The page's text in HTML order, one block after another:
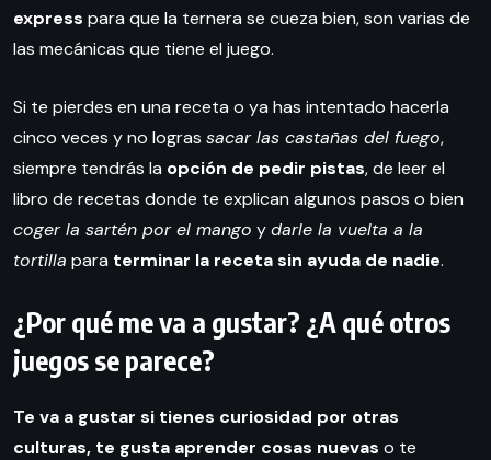
express para que la ternera se cueza bien, son varias de
las mecánicas que tiene el juego.
Si te pierdes en una receta o ya has intentado hacerla
cinco veces y no logras sacar las castañas del fuego,
siempre tendrás la opción de pedir pistas, de leer el
libro de recetas donde te explican algunos pasos o bien
coger la sartén por el mango ydarle la vuelta a la
tortilla para terminar la receta sin ayuda de nadie.
¿Por qué me va a gustar? ¿A qué otros
juegos se parece?
Te va a gustar si tienes curiosidad por otras
culturas, te gusta aprender cosas nuevas o te